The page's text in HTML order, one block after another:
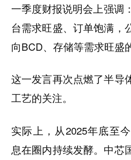
一季度财报说明会上强调
台需求旺盛、订单饱满，
向BCD、存储等需求旺盛
这一发言再次点燃了半导
工艺的关注。
实际上，从2025年底至
息在圈内持续发酵。中芯